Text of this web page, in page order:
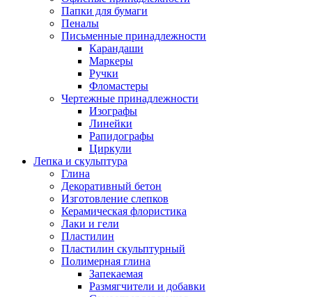
Папки для бумаги
Пеналы
Письменные принадлежности
Карандаши
Маркеры
Ручки
Фломастеры
Чертежные принадлежности
Изографы
Линейки
Рапидографы
Циркули
Лепка и скульптура
Глина
Декоративный бетон
Изготовление слепков
Керамическая флористика
Лаки и гели
Пластилин
Пластилин скульптурный
Полимерная глина
Запекаемая
Размягчители и добавки